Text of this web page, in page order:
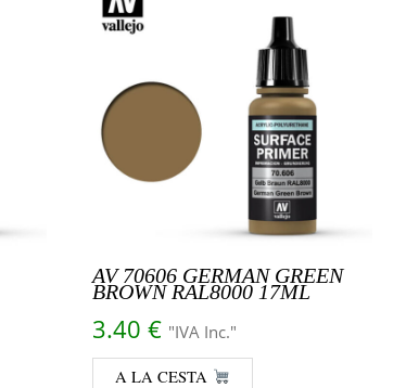
AV 70606 GERMAN GREEN
BROWN RAL8000 17ML
3.40 € "IVA Inc."
A LA CESTA